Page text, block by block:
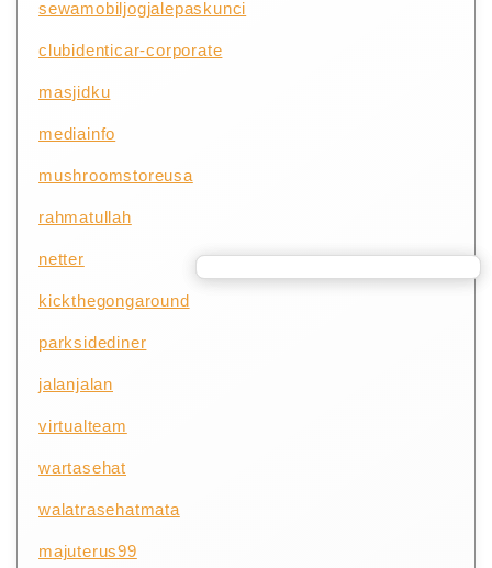
sewamobiljogjalepaskunci
clubidenticar-corporate
masjidku
mediainfo
mushroomstoreusa
rahmatullah
netter
kickthegongaround
parksidediner
jalanjalan
virtualteam
wartasehat
walatrasehatmata
majuterus99